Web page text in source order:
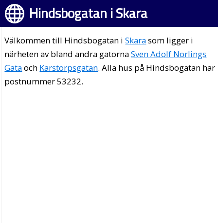
Hindsbogatan i Skara
Välkommen till Hindsbogatan iSkarasom ligger i
närheten av bland andra gatornaSven Adolf Norlings
Gataoch Karstorpsgatan. Alla hus på Hindsbogatan har
postnummer 53232.